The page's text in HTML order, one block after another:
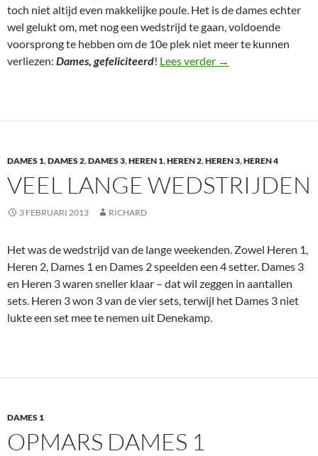
toch niet altijd even makkelijke poule. Het is de dames echter
wel gelukt om, met nog een wedstrijd te gaan, voldoende
voorsprong te hebben om de 10e plek niet meer te kunnen
verliezen: Dames, gefeliciteerd! Lees verder Het einde nadert –
→
DAMES 1,DAMES 2,DAMES 3,HEREN 1,HEREN 2,HEREN 3,HEREN 4
VEEL LANGE WEDSTRIJDEN
3 FEBRUARI 2013 RICHARD
Het was de wedstrijd van de lange weekenden. Zowel Heren 1,
Heren 2, Dames 1 en Dames 2 speelden een 4 setter. Dames 3
en Heren 3 waren sneller klaar – dat wil zeggen in aantallen
sets. Heren 3 won 3 van de vier sets, terwijl het Dames 3 niet
lukte een set mee te nemen uit Denekamp.
DAMES 1
OPMARS DAMES 1